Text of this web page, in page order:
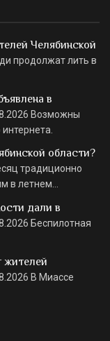
Челябинской
продолжат лить в
в
Возможны
области?
традиционно
в летнем…
дали в
Беспилотная
В Миассе